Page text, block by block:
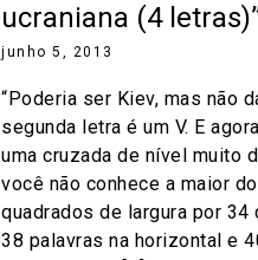
ucraniana (4
junho 5, 2013
“Poderia ser Kiev, mas não
segunda letra é um V. E
uma cruzada de nível muito
você não conhece a maior
quadrados de largura por 34
38 palavras na horizontal e